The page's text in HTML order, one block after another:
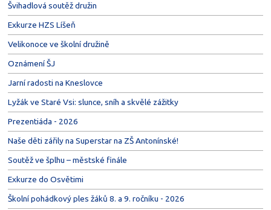
Švihadlová soutěž družin
Exkurze HZS Líšeň
Velikonoce ve školní družině
Oznámení ŠJ
Jarní radosti na Kneslovce
Lyžák ve Staré Vsi: slunce, sníh a skvělé zážitky
Prezentiáda - 2026
Naše děti zářily na Superstar na ZŠ Antonínské!
Soutěž ve šplhu – městské finále
Exkurze do Osvětimi
Školní pohádkový ples žáků 8. a 9. ročníku - 2026